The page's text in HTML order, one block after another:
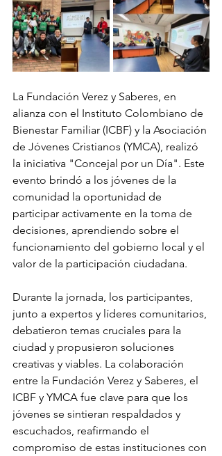
La Fundación Verez y Saberes, en
alianza con el Instituto Colombiano de
Bienestar Familiar (ICBF) y la Asociación
de Jóvenes Cristianos (YMCA), realizó
la iniciativa "Concejal por un Día". Este
evento brindó a los jóvenes de la
comunidad la oportunidad de
participar activamente en la toma de
decisiones, aprendiendo sobre el
funcionamiento del gobierno local y el
valor de la participación ciudadana.
Durante la jornada, los participantes,
junto a expertos y líderes comunitarios,
debatieron temas cruciales para la
ciudad y propusieron soluciones
creativas y viables. La colaboración
entre la Fundación Verez y Saberes, el
ICBF y YMCA fue clave para que los
jóvenes se sintieran respaldados y
escuchados, reafirmando el
compromiso de estas instituciones con